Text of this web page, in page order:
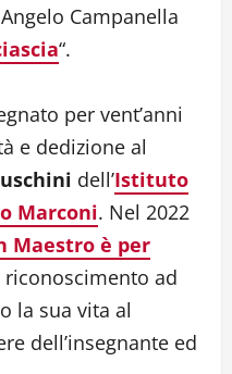
Campanella
“.
per vent’anni
e dedizione al
dell’Istituto
Marconi. Nel 2022
Maestro è per
ad
la sua vita al
dell’insegnante ed